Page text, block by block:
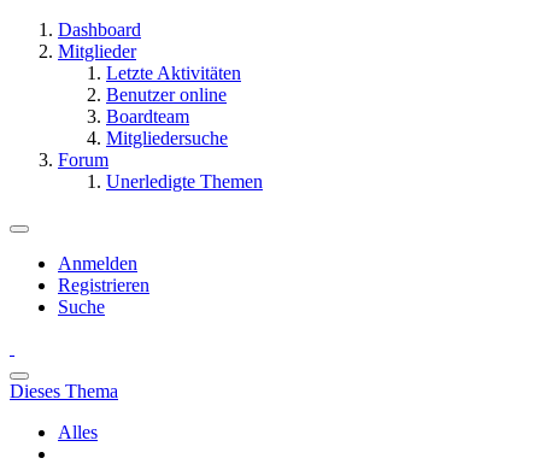
Dashboard
Mitglieder
Letzte Aktivitäten
Benutzer online
Boardteam
Mitgliedersuche
Forum
Unerledigte Themen
Anmelden
Registrieren
Suche
Dieses Thema
Alles